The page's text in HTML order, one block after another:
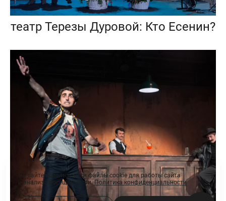
театр Терезы Дуровой: Кто Есенин?
На сайте используются файлы cookie для работы сайта
и анализа посещаемости.Политика конфиденциальности